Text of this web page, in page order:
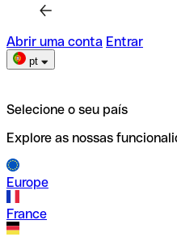
Abrir uma conta Entrar
pt
Selecione o seu país
Explore as nossas
Europe
France